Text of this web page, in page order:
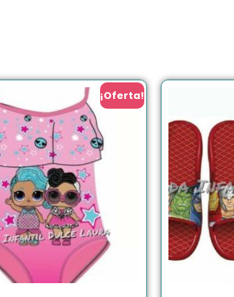
¡Oferta!